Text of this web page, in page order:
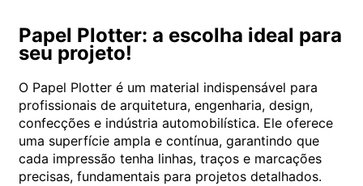
Papel Plotter: a escolha ideal para
seu projeto!
O Papel Plotter é um material indispensável para
profissionais de arquitetura, engenharia, design,
confecções e indústria automobilística. Ele oferece
uma superfície ampla e contínua, garantindo que
cada impressão tenha linhas, traços e marcações
precisas, fundamentais para projetos detalhados.